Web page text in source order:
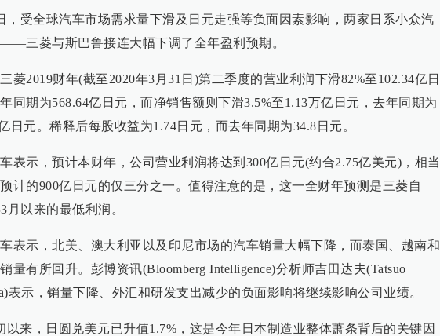
，受全球汽车市场需求量下滑及日元走强等负面因素影响，两家日系小众汽
三菱与斯巴鲁接连大幅下调了全年盈利预期。
菱2019财年(截至2020年3月31日)第二季度的营业利润下滑82%至102.34亿日
同期为568.64亿日元，而净销售额则下滑3.5%至1.13万亿日元，去年同期为
日元。稀释后每股收益为1.74日元，而去年同期为34.8日元。
表示，预计本财年，公司营业利润将达到300亿日元(约合2.75亿美元)，相当
计的900亿日元的仅三分之一。值得注意的是，这一全财年预测是三菱自
月以来的最低利润。
表示，北美、澳大利亚以及印尼市场的汽车销量大幅下降，而泰国、越南和
量有所回升。彭博资讯(Bloomberg Intelligence)分析师吉田达夫(Tatsuo
表示，销量下降、外汇和研发支出减少的负面影响将继续影响公司业绩。
以来，日圆兑美元已升值1.7%，这是今年日本制造业整体萧条背后的关键因